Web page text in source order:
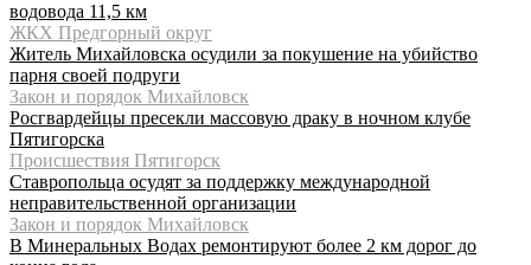
водовода 11,5 км
ЖКХ Предгорный округ
Житель Михайловска осудили за покушение на убийство
парня своей подруги
Закон и порядок Михайловск
Росгвардейцы пресекли массовую драку в ночном клубе
Пятигорска
Происшествия Пятигорск
Ставропольца осудят за поддержку международной
неправительственной организации
Закон и порядок Михайловск
В Минеральных Водах ремонтируют более 2 км дорог до